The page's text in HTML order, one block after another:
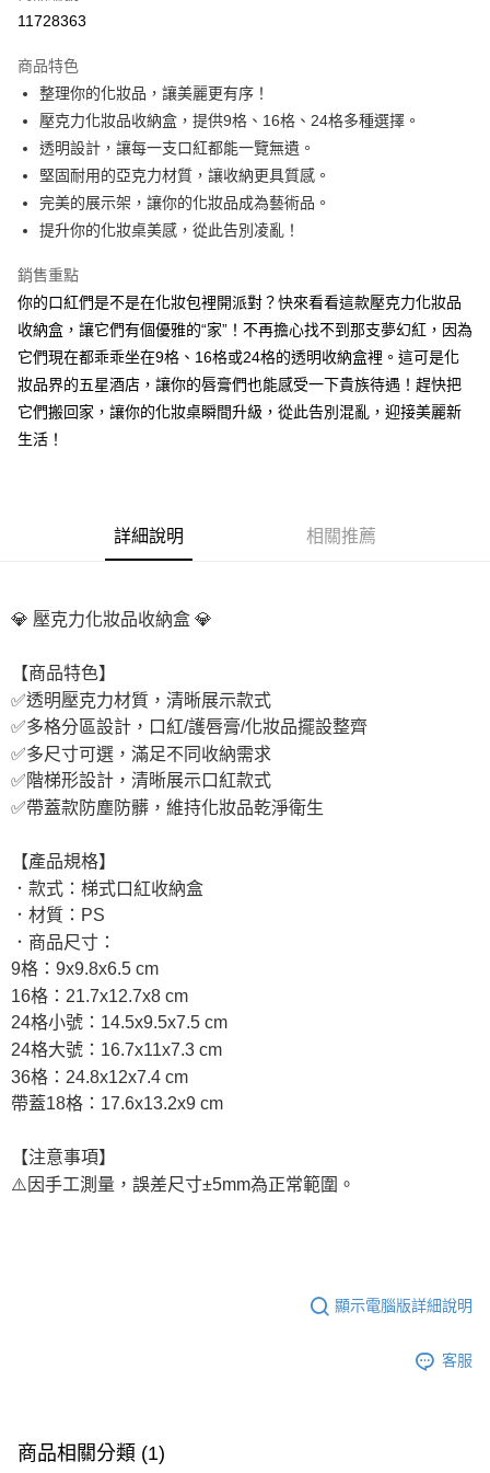
超商取貨付款
Apple Pay
街口支付
悠遊付
ATM付款
全家取貨付款
每筆NT$65，滿NT$690(含以上)免運費
付款後全家取貨
7-11取貨付款
每筆NT$65，滿NT$690(含以上)免運費
每筆NT$100，滿NT$990(含以上)免運費
免運費
11728363
商品特色
整理你的化妝品，讓美麗更有序！
壓克力化妝品收納盒，提供9格、16格、24格多種選擇。
透明設計，讓每一支口紅都能一覽無遺。
堅固耐用的亞克力材質，讓收納更具質感。
完美的展示架，讓你的化妝品成為藝術品。
提升你的化妝桌美感，從此告別凌亂！
銷售重點
你的口紅們是不是在化妝包裡開派對？快來看看這款壓克力化妝品
收納盒，讓它們有個優雅的“家”！不再擔心找不到那支夢幻紅，因為
它們現在都乖乖坐在9格、16格或24格的透明收納盒裡。這可是化
妝品界的五星酒店，讓你的唇膏們也能感受一下貴族待遇！趕快把
它們搬回家，讓你的化妝桌瞬間升級，從此告別混亂，迎接美麗新
生活！
詳細說明 相關推薦
💎 壓克力化妝品收納盒 💎
【商品特色】
✅透明壓克力材質，清晰展示款式
✅多格分區設計，口紅/護唇膏/化妝品擺設整齊
✅多尺寸可選，滿足不同收納需求
✅階梯形設計，清晰展示口紅款式
✅帶蓋款防塵防髒，維持化妝品乾淨衛生
【產品規格】
．款式：梯式口紅收納盒
．材質：PS
．商品尺寸：
9格：9x9.8x6.5 cm
16格：21.7x12.7x8 cm
24格小號：14.5x9.5x7.5 cm
24格大號：16.7x11x7.3 cm
36格：24.8x12x7.4 cm
帶蓋18格：17.6x13.2x9 cm
【注意事項】
⚠️因手工測量，誤差尺寸±5mm為正常範圍。
顯示電腦版詳細說明
客服
商品相關分類 (1)